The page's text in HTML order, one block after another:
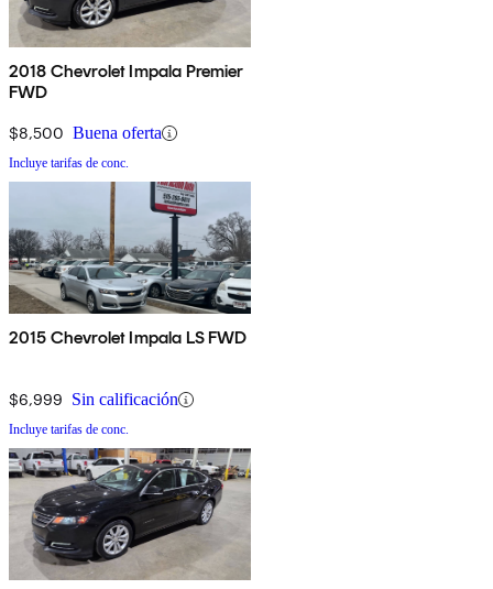
2018 Chevrolet Impala Premier
FWD
$8,500 Buena oferta
Incluye tarifas de conc.
2015 Chevrolet Impala LS FWD
$6,999 Sin calificación
Incluye tarifas de conc.